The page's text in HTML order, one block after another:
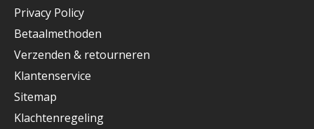
Privacy Policy
Betaalmethoden
Verzenden & retourneren
Klantenservice
Sitemap
Klachtenregeling